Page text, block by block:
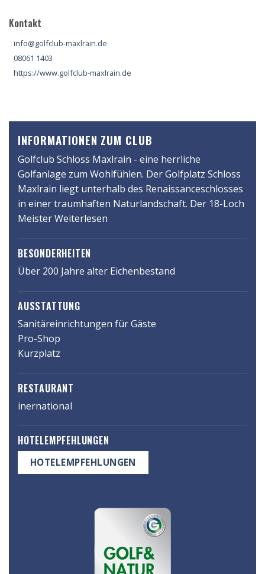
Kontakt
info@golfclub-maxlrain.de
08061 1403
https://www.golfclub-maxlrain.de
INFORMATIONEN ZUM CLUB
Golfclub Schloss Maxlrain - eine herrliche
Golfanlage zum Wohlfühlen. Der Golfplatz Schloss
Maxlrain liegt unterhalb des Renaissanceschlosses
in einer traumhaften Naturlandschaft. Der 18-Loch
MeisterWeiterlesen
schaftsplatz
in
Teilen
in
im
19.
Jahrhundert
entstandenen
Park
des
Schloß
angelegt.
Uralte
Eichen
BESONDERHEITEN
Über 200 Jahre alter Eichenbestand
AUSSTATTUNG
Sanitäreinrichtungen für Gäste
Pro-Shop
Kurzplatz
RESTAURANT
inernational
HOTELEMPFEHLUNGEN
HOTELEMPFEHLUNGEN